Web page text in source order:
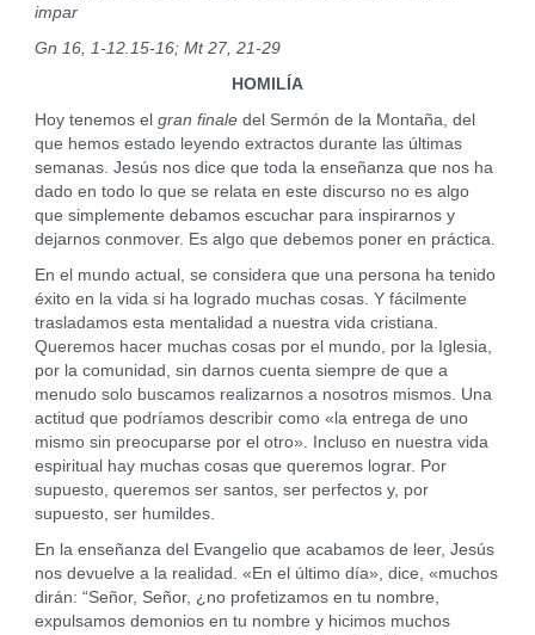
impar
Gn 16, 1-12.15-16; Mt 27, 21-29
HOMILÍA
Hoy tenemos el gran finaledel Sermón de la Montaña, del
que hemos estado leyendo extractos durante las últimas
semanas. Jesús nos dice que toda la enseñanza que nos ha
dado en todo lo que se relata en este discurso no es algo
que simplemente debamos escuchar para inspirarnos y
dejarnos conmover. Es algo que debemos poner en práctica.
En el mundo actual, se considera que una persona ha tenido
éxito en la vida si ha logrado muchas cosas. Y fácilmente
trasladamos esta mentalidad a nuestra vida cristiana.
Queremos hacer muchas cosas por el mundo, por la Iglesia,
por la comunidad, sin darnos cuenta siempre de que a
menudo solo buscamos realizarnos a nosotros mismos. Una
actitud que podríamos describir como «la entrega de uno
mismo sin preocuparse por el otro». Incluso en nuestra vida
espiritual hay muchas cosas que queremos lograr. Por
supuesto, queremos ser santos, ser perfectos y, por
supuesto, ser humildes.
En la enseñanza del Evangelio que acabamos de leer, Jesús
nos devuelve a la realidad. «En el último día», dice, «muchos
dirán: “Señor, Señor, ¿no profetizamos en tu nombre,
expulsamos demonios en tu nombre y hicimos muchos